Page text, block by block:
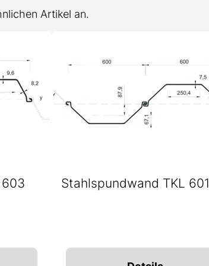
Artikel an.
Stahlspundwand TKL 601